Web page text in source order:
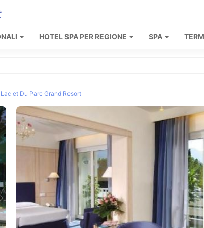
HOTEL SPA PER REGIONE SPA
et Du Parc Grand Resort